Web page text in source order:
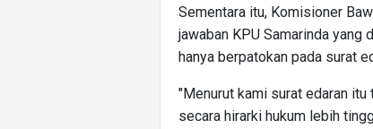
Sementara itu, Komisioner
jawaban KPU Samarinda yang
hanya berpatokan pada surat
"Menurut kami surat edaran
secara hirarki hukum lebih